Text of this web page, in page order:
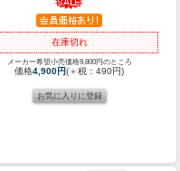
在庫切れ
メーカー希望小売価格9,800円のところ
価格4,900円(＋税：490円)